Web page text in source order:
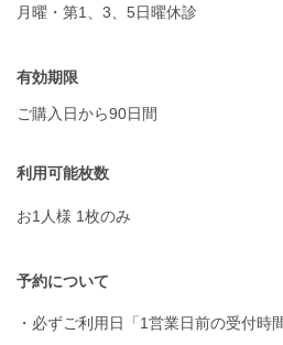
月曜・第1、3、5日曜休診
有効期限
ご購入日から90日間
利用可能枚数
お1人様 1枚のみ
予約について
・必ずご利用日「1営業日前の受付時